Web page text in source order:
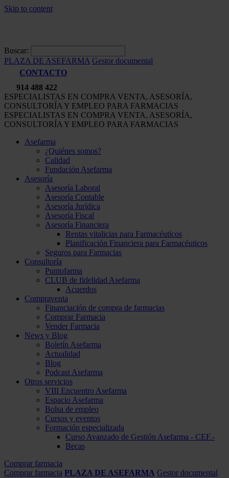
Skip to content
Buscar:
PLAZA DE ASEFARMA Gestor documental
CONTACTO
914 488 422
ESPECIALISTAS EN COMPRA VENTA, ASESORÍA,
CONSULTORÍA Y EMPLEO PARA FARMACIAS
ESPECIALISTAS EN COMPRA VENTA, ASESORÍA,
CONSULTORÍA Y EMPLEO PARA FARMACIAS
Asefarma
¿Quiénes somos?
Calidad
Fundación Asefarma
Asesoría
Asesoría Laboral
Asesoría Contable
Asesoría Jurídica
Asesoría Fiscal
Asesoría Financiera
Rentas vitalicias para Farmacéuticos
Planificación Financiera para Farmacéuticos
Seguros para Farmacias
Consultoría
Puntofarma
CLUB de fidelidad Asefarma
Acuerdos
Compraventa
Financiación de compra de farmacias
Comprar Farmacia
Vender Farmacia
News y Blog
Boletín Asefarma
Actualidad
Blog
Podcast Asefarma
Otros servicios
VIII Encuentro Asefarma
Espacio Asefarma
Bolsa de empleo
Cursos y eventos
Formación especializada
Curso Avanzado de Gestión Asefarma - CEF.-
Becas
Comprar farmacia
Comprar farmacia PLAZA DE ASEFARMA Gestor documental